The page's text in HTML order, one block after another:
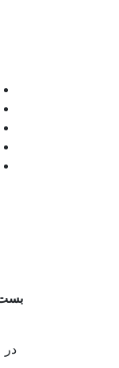
بست
در